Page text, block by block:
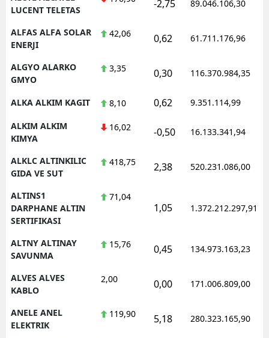
LUCENT TELETAS
-2,75 89.046.106,30
ALFAS ALFA SOLAR
ENERJI
42,06 0,62 61.711.176,96
ALGYO ALARKO
GMYO
3,35 0,30 116.370.984,35
ALKA ALKIM KAGIT 8,10 0,62 9.351.114,99
ALKIM ALKIM
KIMYA
16,02 -0,50 16.133.341,94
ALKLC ALTINKILIC
GIDA VE SUT
418,75 2,38 520.231.086,00
ALTINS1
DARPHANE ALTIN
SERTIFIKASI
71,04
1,05 1.372.212.297,91
ALTNY ALTINAY
SAVUNMA
15,76 0,45 134.973.163,23
ALVES ALVES
KABLO
2,00 0,00 171.006.809,00
ANELE ANEL
ELEKTRIK
119,90 5,18 280.323.165,90